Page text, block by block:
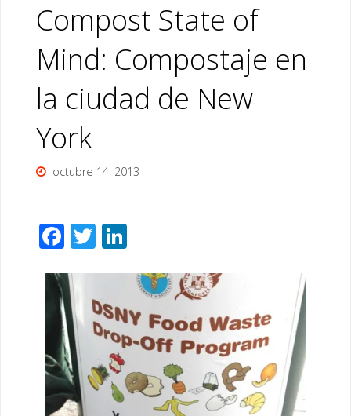
Compost State of
Mind: Compostaje en
la ciudad de New
York
octubre 14, 2013
F
e
b
o
o
k
T
er
Li
k
e
dI